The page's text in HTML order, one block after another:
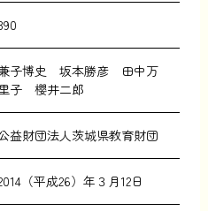
子博史 坂本勝彦 田中万
里子 櫻井二郎
益財団法人茨城県教育財団
（平成26）年３月12日